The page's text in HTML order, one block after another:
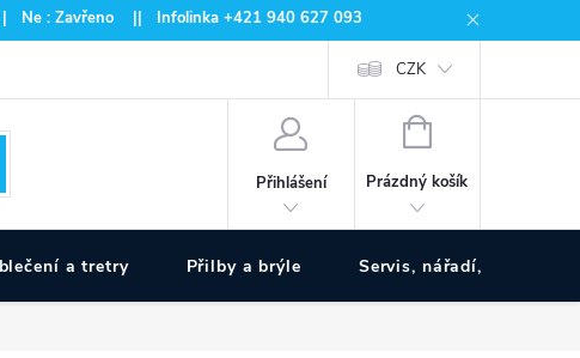
Ne : Zavřeno || Infolinka +421 940 627 093
CZK
Přihlášení
NÁKUPNÍ
Prázdný košík
a tretry Přilby a brýle Servis, nářadí, pumpy